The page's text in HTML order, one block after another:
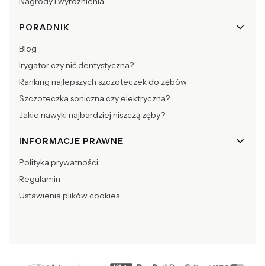
PORADNIK
Blog
Irygator czy nić dentystyczna?
Ranking najlepszych szczoteczek do zębów
Szczoteczka soniczna czy elektryczna?
Jakie nawyki najbardziej niszczą zęby?
INFORMACJE PRAWNE
Polityka prywatności
Regulamin
Ustawienia plików cookies